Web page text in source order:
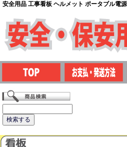
安全用品 工事看板 ヘルメット ポータブル電